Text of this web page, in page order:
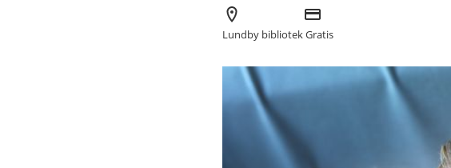
Arrangör
Lundby bibliotek
Kostnad
Gratis